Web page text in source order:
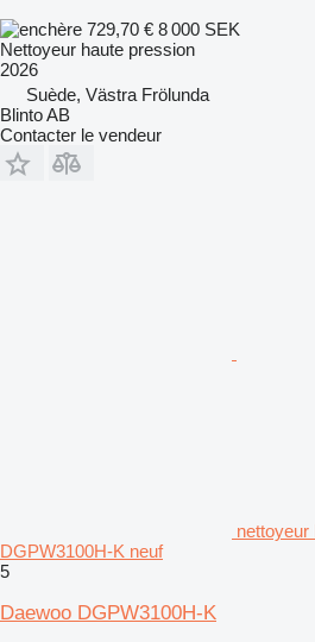
729,70 € 8 000 SEK
Nettoyeur haute pression
2026
Suède, Västra Frölunda
Blinto AB
Contacter le vendeur
nettoyeur
DGPW3100H-K neuf
5
Daewoo DGPW3100H-K